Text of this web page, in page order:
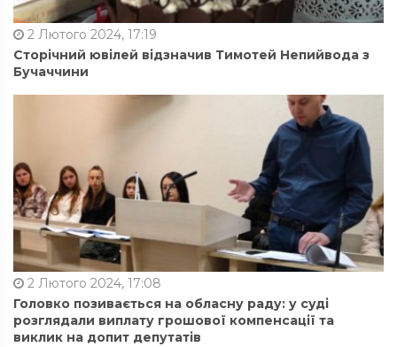
2 Лютого 2024, 17:19
Сторічний ювілей відзначив Тимотей Непийвода з
Бучаччини
2 Лютого 2024, 17:08
Головко позивається на обласну раду: у суді
розглядали виплату грошової компенсації та
виклик на допит депутатів